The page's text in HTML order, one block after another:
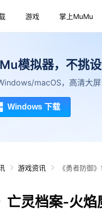
游戏 掌上MuMu
模拟器，不挑设
macOS，高清大
Windows 下载
游戏资讯 《勇者防御
亡灵档案-火